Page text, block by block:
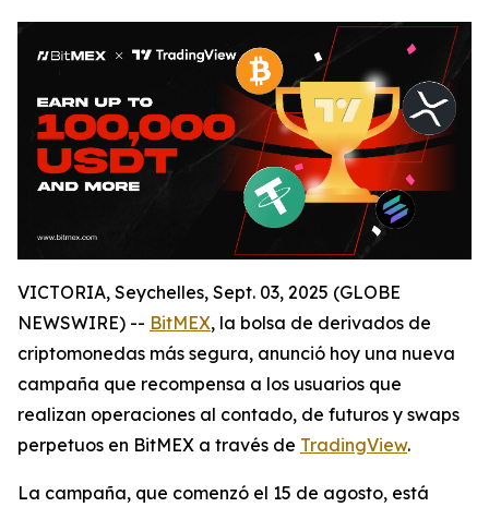
VICTORIA, Seychelles, Sept. 03, 2025 (GLOBE
NEWSWIRE) -- BitMEX, la bolsa de derivados de
criptomonedas más segura, anunció hoy una nueva
campaña que recompensa a los usuarios que
realizan operaciones al contado, de futuros y swaps
perpetuos en BitMEX a través de TradingView.
La campaña, que comenzó el 15 de agosto, está